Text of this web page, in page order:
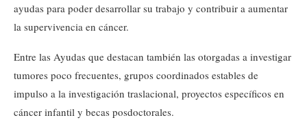
ayudas para poder desarrollar su trabajo y contribuir a aumentar
la supervivencia en cáncer.
Entre las Ayudas que destacan también las otorgadas a investigar
tumores poco frecuentes, grupos coordinados estables de
impulso a la investigación traslacional, proyectos específicos en
cáncer infantil y becas posdoctorales.